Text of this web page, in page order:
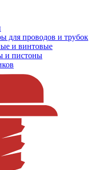
для проводов и трубок
и винтовые
и пистоны